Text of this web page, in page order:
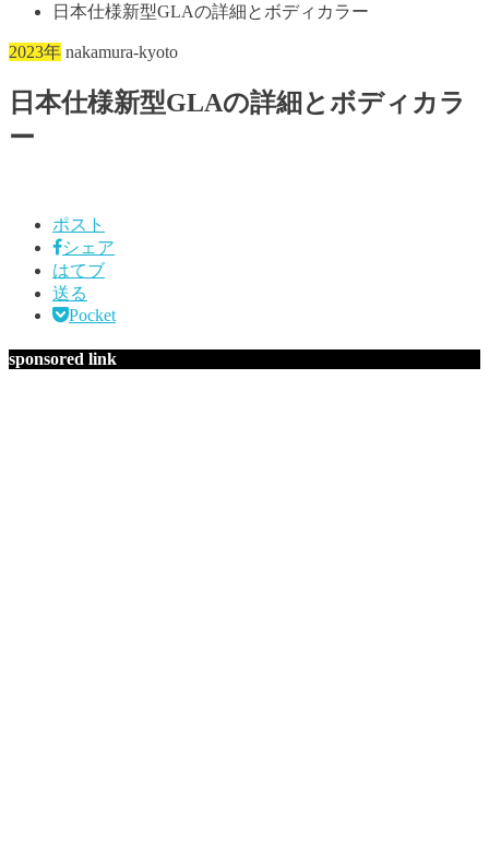
日本仕様新型GLAの詳細とボディカラー
2023年 nakamura-kyoto
日本仕様新型GLAの詳細とボディカラ
ー
ポスト
シェア
はてブ
送る
Pocket
sponsored link